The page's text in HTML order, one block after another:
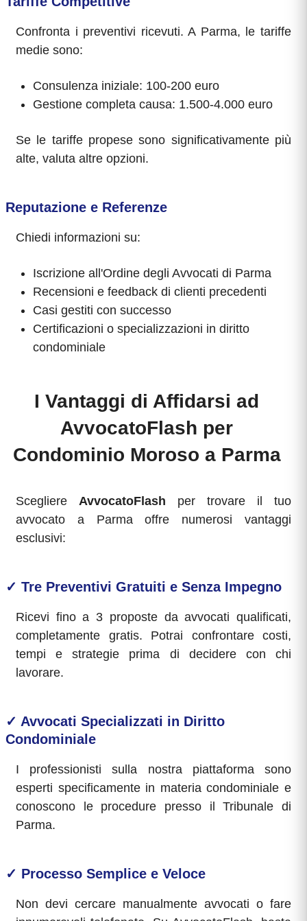
Confronta i preventivi ricevuti. A Parma, le tariffe
medie sono:
Consulenza iniziale: 100-200 euro
Gestione completa causa: 1.500-4.000 euro
Se le tariffe propese sono significativamente più
alte, valuta altre opzioni.
Reputazione e Referenze
Chiedi informazioni su:
Iscrizione all'Ordine degli Avvocati di Parma
Recensioni e feedback di clienti precedenti
Casi gestiti con successo
Certificazioni o specializzazioni in diritto
condominiale
I Vantaggi di Affidarsi ad
AvvocatoFlash per
Condominio Moroso a Parma
Scegliere AvvocatoFlash per trovare il tuo
avvocato a Parma offre numerosi vantaggi
esclusivi:
✓ Tre Preventivi Gratuiti e Senza Impegno
Ricevi fino a 3 proposte da avvocati qualificati,
completamente gratis. Potrai confrontare costi,
tempi e strategie prima di decidere con chi
lavorare.
✓ Avvocati Specializzati in Diritto
Condominiale
I professionisti sulla nostra piattaforma sono
esperti specificamente in materia condominiale e
conoscono le procedure presso il Tribunale di
Parma.
✓ Processo Semplice e Veloce
Non devi cercare manualmente avvocati o fare